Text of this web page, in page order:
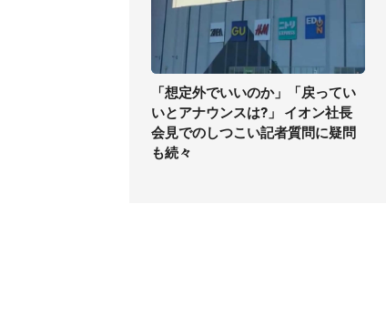
「想定外でいいのか」「戻ってい
いとアナウンスは?」 イオン社長
会見でのしつこい記者質問に疑問
も続々